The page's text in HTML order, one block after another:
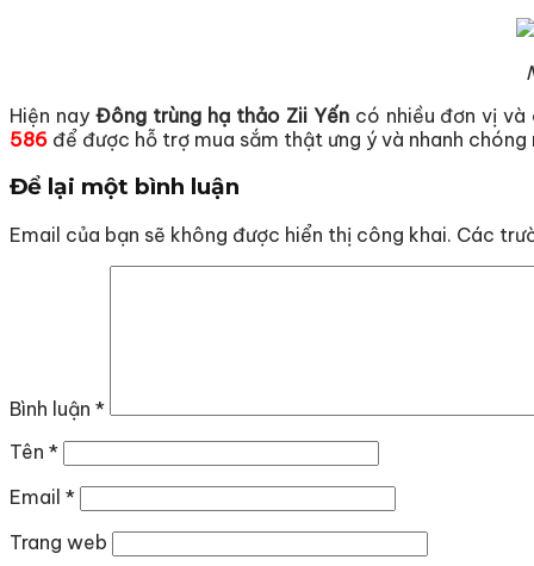
Hiện nay Đông trùng hạ thảo Zii Yếncó nhiều đơn vị và
586 để được hỗ trợ mua sắm thật ưng ý và nhanh chóng
Để lại một bình luận
Email của bạn sẽ không được hiển thị công khai. Các
Bình luận *
Tên *
Email *
Trang web